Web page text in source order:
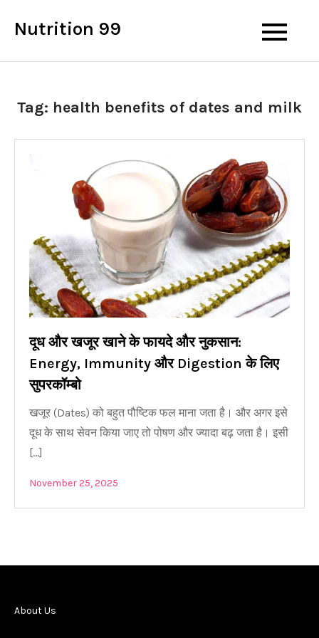
Nutrition 99
Tag: health benefits of dates and milk
दूध और खजूर खाने के फायदे और नुकसान:
Energy, Immunity और Digestion के लिए
सुपरकॉम्बो
खजूर (Dates) को बहुत पौष्टिक फल माना जता है। और अगर इसे
दूध के साथ सेवन किया जाए तो पोषण और ज्यादा बढ़ जता है। इसी
[…]
November 25, 2025
About Us